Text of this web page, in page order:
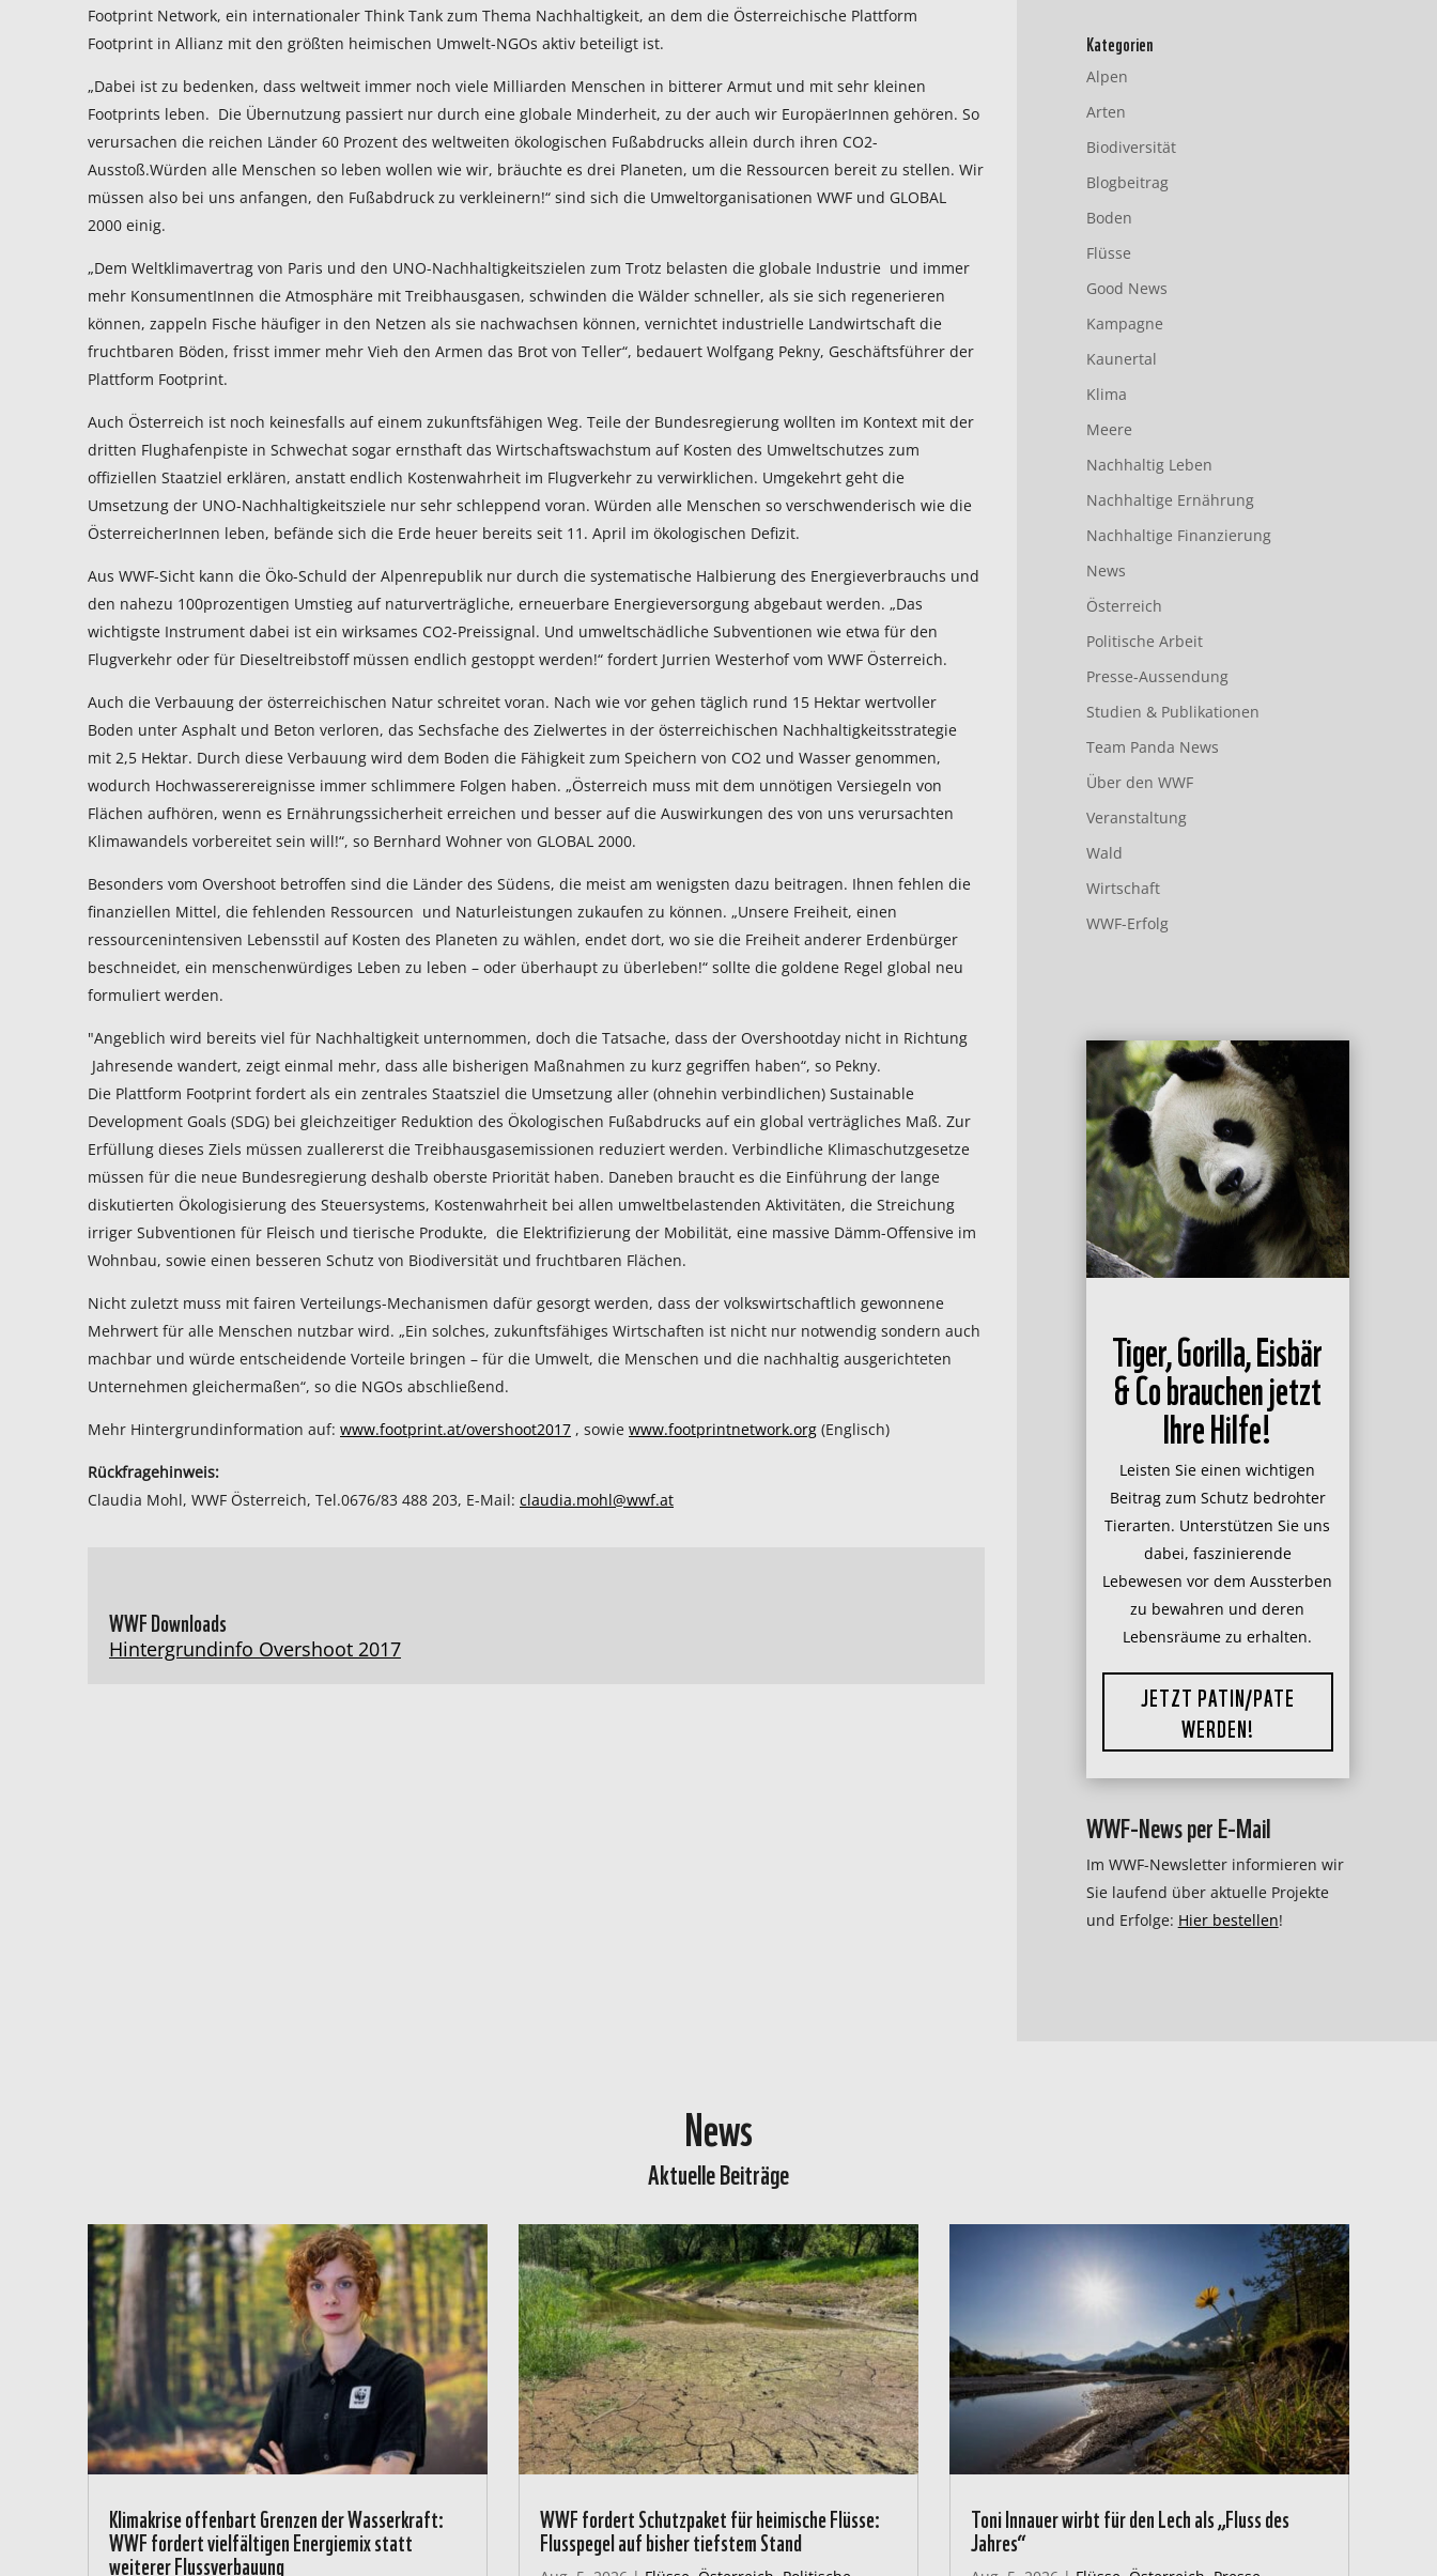
Footprint Network, ein internationaler Think Tank zum Thema Nachhaltigkeit, an dem die Österreichische Plattform
Footprint in Allianz mit den größten heimischen Umwelt-NGOs aktiv beteiligt ist.
„Dabei ist zu bedenken, dass weltweit immer noch viele Milliarden Menschen in bitterer Armut und mit sehr kleinen
Footprints leben. Die Übernutzung passiert nur durch eine globale Minderheit, zu der auch wir EuropäerInnen gehören. So
verursachen die reichen Länder 60 Prozent des weltweiten ökologischen Fußabdrucks allein durch ihren CO2-
Ausstoß.Würden alle Menschen so leben wollen wie wir, bräuchte es drei Planeten, um die Ressourcen bereit zu stellen. Wir
müssen also bei uns anfangen, den Fußabdruck zu verkleinern!“ sind sich die Umweltorganisationen WWF und GLOBAL
2000 einig.
„Dem Weltklimavertrag von Paris und den UNO-Nachhaltigkeitszielen zum Trotz belasten die globale Industrie und immer
mehr KonsumentInnen die Atmosphäre mit Treibhausgasen, schwinden die Wälder schneller, als sie sich regenerieren
können, zappeln Fische häufiger in den Netzen als sie nachwachsen können, vernichtet industrielle Landwirtschaft die
fruchtbaren Böden, frisst immer mehr Vieh den Armen das Brot von Teller“, bedauert Wolfgang Pekny, Geschäftsführer der
Plattform Footprint.
Auch Österreich ist noch keinesfalls auf einem zukunftsfähigen Weg. Teile der Bundesregierung wollten im Kontext mit der
dritten Flughafenpiste in Schwechat sogar ernsthaft das Wirtschaftswachstum auf Kosten des Umweltschutzes zum
offiziellen Staatziel erklären, anstatt endlich Kostenwahrheit im Flugverkehr zu verwirklichen. Umgekehrt geht die
Umsetzung der UNO-Nachhaltigkeitsziele nur sehr schleppend voran. Würden alle Menschen so verschwenderisch wie die
ÖsterreicherInnen leben, befände sich die Erde heuer bereits seit 11. April im ökologischen Defizit.
Aus WWF-Sicht kann die Öko-Schuld der Alpenrepublik nur durch die systematische Halbierung des Energieverbrauchs und
den nahezu 100prozentigen Umstieg auf naturverträgliche, erneuerbare Energieversorgung abgebaut werden. „Das
wichtigste Instrument dabei ist ein wirksames CO2-Preissignal. Und umweltschädliche Subventionen wie etwa für den
Flugverkehr oder für Dieseltreibstoff müssen endlich gestoppt werden!“ fordert Jurrien Westerhof vom WWF Österreich.
Auch die Verbauung der österreichischen Natur schreitet voran. Nach wie vor gehen täglich rund 15 Hektar wertvoller
Boden unter Asphalt und Beton verloren, das Sechsfache des Zielwertes in der österreichischen Nachhaltigkeitsstrategie
mit 2,5 Hektar. Durch diese Verbauung wird dem Boden die Fähigkeit zum Speichern von CO2 und Wasser genommen,
wodurch Hochwasserereignisse immer schlimmere Folgen haben. „Österreich muss mit dem unnötigen Versiegeln von
Flächen aufhören, wenn es Ernährungssicherheit erreichen und besser auf die Auswirkungen des von uns verursachten
Klimawandels vorbereitet sein will!“, so Bernhard Wohner von GLOBAL 2000.
Besonders vom Overshoot betroffen sind die Länder des Südens, die meist am wenigsten dazu beitragen. Ihnen fehlen die
finanziellen Mittel, die fehlenden Ressourcen und Naturleistungen zukaufen zu können. „Unsere Freiheit, einen
ressourcenintensiven Lebensstil auf Kosten des Planeten zu wählen, endet dort, wo sie die Freiheit anderer Erdenbürger
beschneidet, ein menschenwürdiges Leben zu leben – oder überhaupt zu überleben!“ sollte die goldene Regel global neu
formuliert werden.
"Angeblich wird bereits viel für Nachhaltigkeit unternommen, doch die Tatsache, dass der Overshootday nicht in Richtung
Jahresende wandert, zeigt einmal mehr, dass alle bisherigen Maßnahmen zu kurz gegriffen haben“, so Pekny.
Die Plattform Footprint fordert als ein zentrales Staatsziel die Umsetzung aller (ohnehin verbindlichen) Sustainable
Development Goals (SDG) bei gleichzeitiger Reduktion des Ökologischen Fußabdrucks auf ein global verträgliches Maß. Zur
Erfüllung dieses Ziels müssen zuallererst die Treibhausgasemissionen reduziert werden. Verbindliche Klimaschutzgesetze
müssen für die neue Bundesregierung deshalb oberste Priorität haben. Daneben braucht es die Einführung der lange
diskutierten Ökologisierung des Steuersystems, Kostenwahrheit bei allen umweltbelastenden Aktivitäten, die Streichung
irriger Subventionen für Fleisch und tierische Produkte, die Elektrifizierung der Mobilität, eine massive Dämm-Offensive im
Wohnbau, sowie einen besseren Schutz von Biodiversität und fruchtbaren Flächen.
Nicht zuletzt muss mit fairen Verteilungs-Mechanismen dafür gesorgt werden, dass der volkswirtschaftlich gewonnene
Mehrwert für alle Menschen nutzbar wird. „Ein solches, zukunftsfähiges Wirtschaften ist nicht nur notwendig sondern auch
machbar und würde entscheidende Vorteile bringen – für die Umwelt, die Menschen und die nachhaltig ausgerichteten
Unternehmen gleichermaßen“, so die NGOs abschließend.
Mehr Hintergrundinformation auf: www.footprint.at/overshoot2017 , sowie www.footprintnetwork.org (Englisch)
Rückfragehinweis:
Claudia Mohl, WWF Österreich, Tel.0676/83 488 203, E-Mail: claudia.mohl@wwf.at
WWF Downloads
Hintergrundinfo Overshoot 2017
Kategorien
Alpen
Arten
Biodiversität
Blogbeitrag
Boden
Flüsse
Good News
Kampagne
Kaunertal
Klima
Meere
Nachhaltig Leben
Nachhaltige Ernährung
Nachhaltige Finanzierung
News
Österreich
Politische Arbeit
Presse-Aussendung
Studien & Publikationen
Team Panda News
Über den WWF
Veranstaltung
Wald
Wirtschaft
WWF-Erfolg
Tiger, Gorilla, Eisbär
& Co brauchen jetzt
Ihre Hilfe!
Leisten Sie einen wichtigen
Beitrag zum Schutz bedrohter
Tierarten. Unterstützen Sie uns
dabei, faszinierende
Lebewesen vor dem Aussterben
zu bewahren und deren
Lebensräume zu erhalten.
JETZT PATIN/PATE
WERDEN!
WWF-News per E-Mail
Im WWF-Newsletter informieren wir
Sie laufend über aktuelle Projekte
und Erfolge: Hier bestellen!
News
Aktuelle Beiträge
Klimakrise offenbart Grenzen der Wasserkraft:
WWF fordert vielfältigen Energiemix statt
weiterer Flussverbauung
WWF fordert Schutzpaket für heimische Flüsse:
Flusspegel auf bisher tiefstem Stand
Toni Innauer wirbt für den Lech als „Fluss des
Jahres“